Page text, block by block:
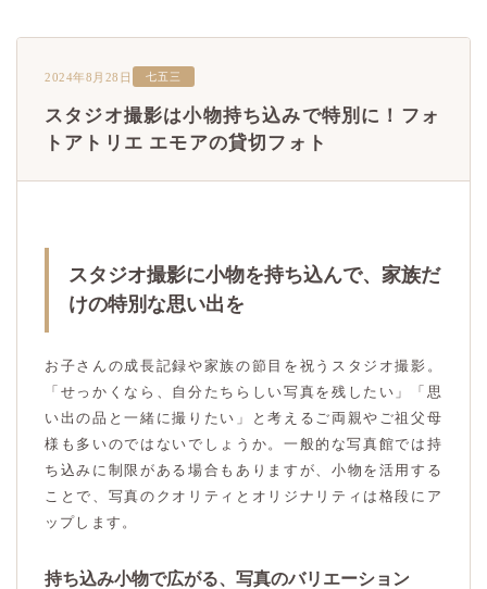
2024年8月28日 七五三
スタジオ撮影は小物持ち込みで特別に！フォ
トアトリエ エモアの貸切フォト
スタジオ撮影に小物を持ち込んで、家族だ
けの特別な思い出を
お子さんの成長記録や家族の節目を祝うスタジオ撮影。
「せっかくなら、自分たちらしい写真を残したい」「思
い出の品と一緒に撮りたい」と考えるご両親やご祖父母
様も多いのではないでしょうか。一般的な写真館では持
ち込みに制限がある場合もありますが、小物を活用する
ことで、写真のクオリティとオリジナリティは格段にア
ップします。
持ち込み小物で広がる、写真のバリエーション